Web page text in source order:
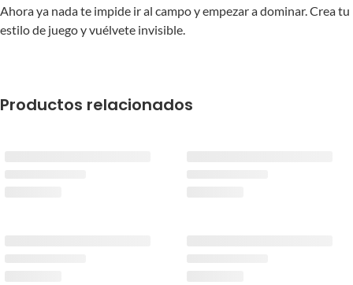
Ahora ya nada te impide ir al campo y empezar a dominar. Crea tu
estilo de juego y vuélvete invisible.
Productos relacionados